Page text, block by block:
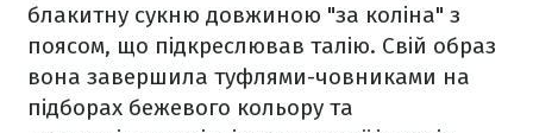
блакитну сукню довжиною "за коліна" з
поясом, що підкреслював талію. Свій образ
вона завершила туфлями-човниками на
підборах бежевого кольору та